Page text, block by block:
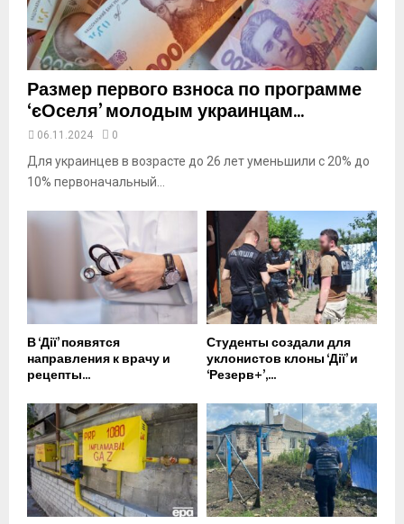
e
Размер первого взноса по программе
‘єОселя’ молодым украинцам...
06.11.2024 0
Для украинцев в возрасте до 26 лет уменьшили с 20% до
10% первоначальный...
В ‘Дії’ появятся
направления к врачу и
рецепты...
Студенты создали для
уклонистов клоны ‘Дії’ и
‘Резерв+’,...